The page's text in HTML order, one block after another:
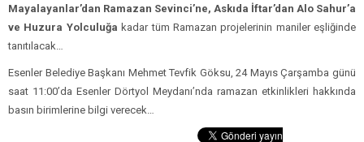
Mayalayanlar’dan Ramazan Sevinci’ne, Askıda İftar’dan Alo Sahur’a
ve Huzura Yolculuğa kadar tüm Ramazan projelerinin maniler eşliğinde
tanıtılacak…
Esenler Belediye Başkanı Mehmet Tevfik Göksu, 24 Mayıs Çarşamba günü
saat 11:00’da Esenler Dörtyol Meydanı’nda ramazan etkinlikleri hakkında
basın birimlerine bilgi verecek…